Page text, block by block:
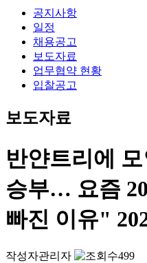
공지사항
일정
채용공고
보도자료
업무협약 현황
입찰공고
보도자료
반얀트리에
승부… 요즘
빠진 이유"
작성자관리자
499